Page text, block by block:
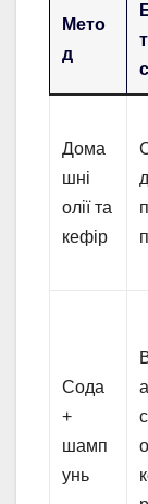
Мето
д
Дома
шні
олії та
кефір
Сода
+
шамп
унь
о